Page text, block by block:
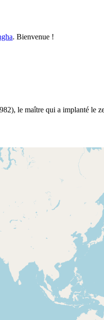
. Bienvenue !
le maître qui a implanté le